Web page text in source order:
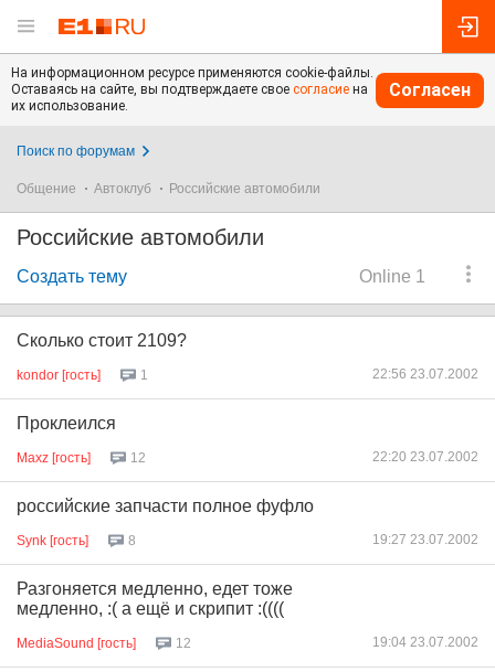
На информационном ресурсе применяются cookie-файлы.
Оставаясь на сайте, вы подтверждаете свое согласие на
их использование.
Согласен
Поиск по форумам
Общение Автоклуб Российские автомобили
Российские автомобили
Online 1
Создать тему
Сколько стоит 2109?
kondor [гость] 1 22:56 23.07.2002
Проклеился
Maxz [гость] 12 22:20 23.07.2002
российские запчасти полное фуфло
Synk [гость] 8 19:27 23.07.2002
Разгоняется медленно, едет тоже
медленно, :( а ещё и скрипит :((((
MediaSound [гость] 12 19:04 23.07.2002